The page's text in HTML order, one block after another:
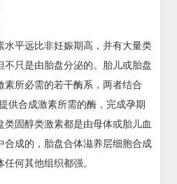
水平远比非妊娠期高，并有大量类
不只是由胎盘分泌的。胎儿或胎盘
素所必需的若干酶系，两者结合
供合成激素所需的酶，完成孕期
类固醇类激素都是由母体或胎儿血
合成的，胎盘合体滋养层细胞合成
何其他组织都强。